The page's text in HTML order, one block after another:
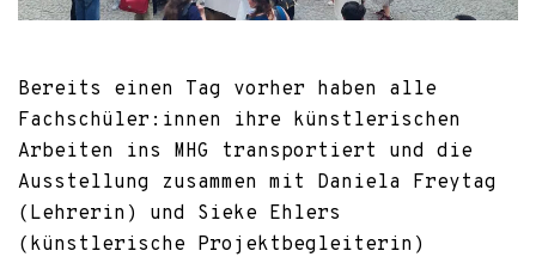
Bereits einen Tag vorher haben alle
Fachschüler:innen ihre künstlerischen
Arbeiten ins MHG transportiert und die
Ausstellung zusammen mit Daniela Freytag
(Lehrerin) und Sieke Ehlers
(künstlerische Projektbegleiterin)